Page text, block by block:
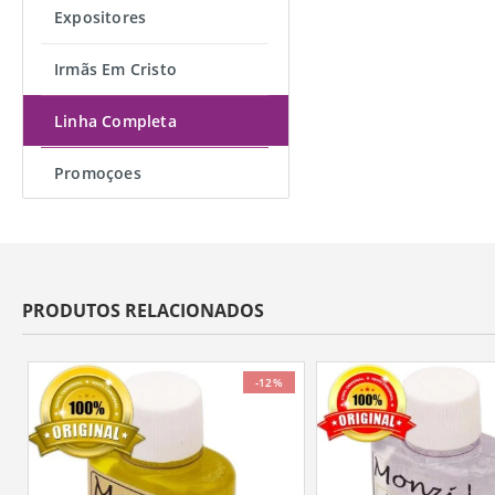
Expositores
Irmãs Em Cristo
Linha Completa
Promoçoes
PRODUTOS RELACIONADOS
-12%